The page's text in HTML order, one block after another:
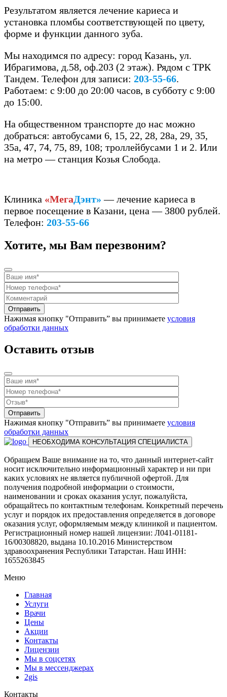
Результатом является лечение кариеса и
установка пломбы соответствующей по цвету,
форме и функции данного зуба.
Мы находимся по адресу: город Казань, ул.
Ибрагимова, д.58, оф.203 (2 этаж). Рядом с ТРК
Тандем. Телефон для записи: 203-55-66.
Работаем: с 9:00 до 20:00 часов, в субботу с 9:00
до 15:00.
На общественном транспорте до нас можно
добраться: автобусами 6, 15, 22, 28, 28а, 29, 35,
35а, 47, 74, 75, 89, 108; троллейбусами 1 и 2. Или
на метро — станция Козья Слобода.
Клиника «МегаДэнт» — лечение кариеса в
первое посещение в Казани, цена — 3800 рублей.
Телефон: 203-55-66
Хотите, мы Вам перезвоним?
Нажимая кнопку "Отправить” вы принимаете условия
обработки данных
Оставить отзыв
Нажимая кнопку "Отправить” вы принимаете условия
обработки данных
НЕОБХОДИМА КОНСУЛЬТАЦИЯ СПЕЦИАЛИСТА
Обращаем Ваше внимание на то, что данный интернет-сайт
носит исключительно информационный характер и ни при
каких условиях не является публичной офертой. Для
получения подробной информации о стоимости,
наименовании и сроках оказания услуг, пожалуйста,
обращайтесь по контактным телефонам. Конкретный перечень
услуг и порядок их предоставления определяется в договоре
оказания услуг, оформляемым между клиникой и пациентом.
Регистрационный номер нашей лицензии: Л041-01181-
16/00308820, выдана 10.10.2016 Министерством
здравоохранения Республики Татарстан. Наш ИНН:
1655263845
Меню
Главная
Услуги
Врачи
Цены
Акции
Контакты
Лицензии
Мы в соцсетях
Мы в мессенджерах
2gis
Контакты